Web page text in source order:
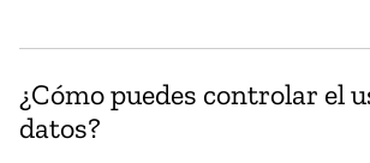
¿Cómo puedes controlar el
datos?